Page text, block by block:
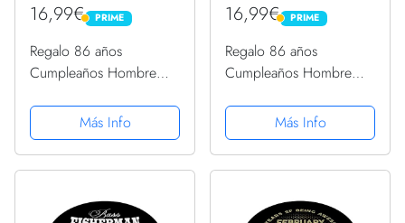
16,99€ PRIME
PRIME
Regalo 86 años
Cumpleaños Hombre
PopSockets PopGrip
Intercambiable
Más Info
16,99€ PRIME
PRIME
Regalo 86 años
Cumpleaños Hombre
PopSockets PopGrip
Intercambiable
Más Info